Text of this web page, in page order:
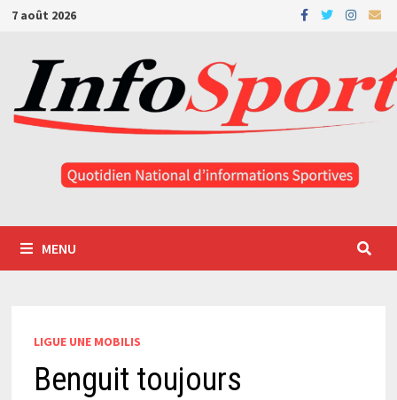
Passer
contenu
7 août 2026
MENU
LIGUE UNE MOBILIS
Benguit toujours